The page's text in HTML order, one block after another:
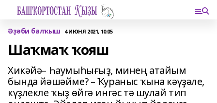
Әҙәби балҡыш 4 ИЮНЯ 2021, 10:05
Шаҡмаҡ ҡояш
Хикәйә– Һаумыһығыҙ, минең атайым
бында йәшәйме? – Ҡураныс ҡына кәүҙәле,
күҙлекле ҡыҙ өйгә ингәс тә шулай тип